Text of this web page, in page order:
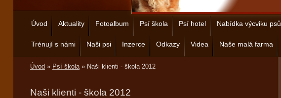
Úvod Aktuality Fotoalbum Psí škola Psí hotel Nabídka výcviku psů
Trénují s námi Naši psi Inzerce Odkazy Videa Naše malá farma
Úvod » Psí škola» Naši klienti - škola 2012
Naši klienti - škola 2012